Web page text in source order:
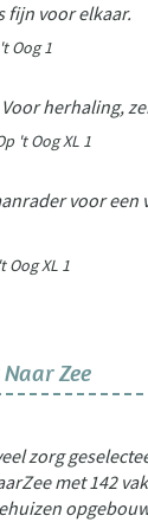
fijn voor elkaar.
Oog 1
herhaling,
't Oog XL 1
voor een
Oog XL 1
Zee
zorg
met 142